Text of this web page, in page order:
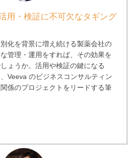
用・検証に不可欠なタギング
化を背景に増え続ける製薬会社の
管理・運用をすれば、その効果を
ょうか。活用や検証の鍵になる
Veeva のビジネスコンサルティン
係のプロジェクトをリードする筆